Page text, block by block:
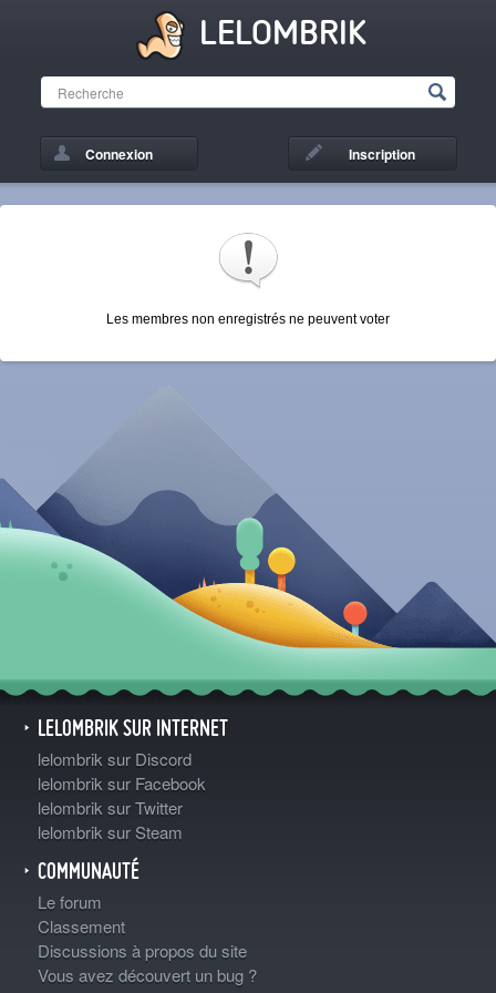
LELOMBRIK
Connexion Inscription
Les membres non enregistrés ne peuvent voter
LELOMBRIK SUR INTERNET
lelombrik sur Discord
lelombrik sur Facebook
lelombrik sur Twitter
lelombrik sur Steam
COMMUNAUTÉ
Le forum
Classement
Discussions à propos du site
Vous avez découvert un bug ?